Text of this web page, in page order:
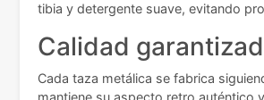
tibia y detergente suave, evitando
Calidad
Cada taza metálica se fabrica